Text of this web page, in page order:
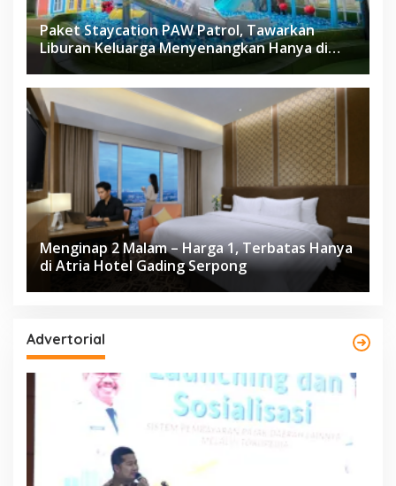
Paket Staycation PAW Patrol, Tawarkan
Liburan Keluarga Menyenangkan Hanya di
Herloom Hotel BSD
Menginap 2 Malam – Harga 1, Terbatas Hanya
di Atria Hotel Gading Serpong
Advertorial